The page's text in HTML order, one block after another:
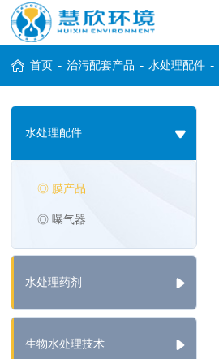
首页 - 治污配套产品 - 水处理配件 -
水处理配件
◎ 膜产品
◎ 曝气器
水处理药剂
生物水处理技术